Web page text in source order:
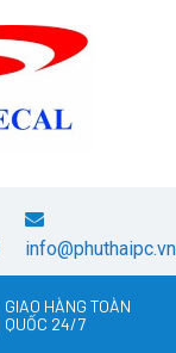
info@phuthaipc.vn
GIAO HÀNG TOÀN
QUỐC 24/7